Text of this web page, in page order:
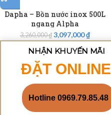
Dapha – Bồn nước inox 500L
ngang Alpha
3,260,000₫ 3,097,000₫
NHẬN KHUYẾN MÃI
ĐẶT ONLINE
Hotline 0969.79.85.48